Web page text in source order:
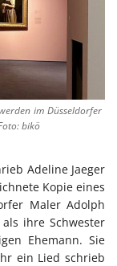
im Düsseldorfer
bikö
Adeline Jaeger
Kopie eines
Maler Adolph
ihre Schwester
Ehemann. Sie
ein Lied schrieb